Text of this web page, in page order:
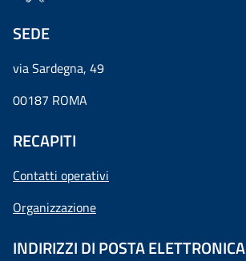
SEDE
via Sardegna, 49
00187 ROMA
RECAPITI
Contatti operativi
Organizzazione
INDIRIZZI DI POSTA ELETTRONICA